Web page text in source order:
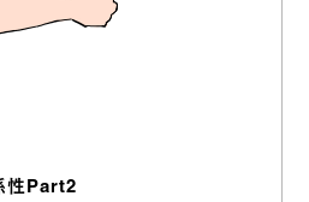
性Part2